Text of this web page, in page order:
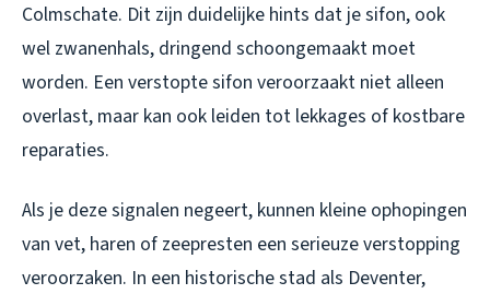
Colmschate. Dit zijn duidelijke hints dat je sifon, ook
wel zwanenhals, dringend schoongemaakt moet
worden. Een verstopte sifon veroorzaakt niet alleen
overlast, maar kan ook leiden tot lekkages of kostbare
reparaties.
Als je deze signalen negeert, kunnen kleine ophopingen
van vet, haren of zeepresten een serieuze verstopping
veroorzaken. In een historische stad als Deventer,